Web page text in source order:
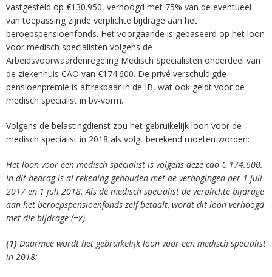
vastgesteld op €130.950, verhoogd met 75% van de eventueel
van toepassing zijnde verplichte bijdrage aan het
beroepspensioenfonds. Het voorgaande is gebaseerd op het loon
voor medisch specialisten volgens de
Arbeidsvoorwaardenregeling Medisch Specialisten onderdeel van
de ziekenhuis CAO van €174.600. De privé verschuldigde
pensioenpremie is aftrekbaar in de IB, wat ook geldt voor de
medisch specialist in bv-vorm.
Volgens de belastingdienst zou het gebruikelijk loon voor de
medisch specialist in 2018 als volgt berekend moeten worden:
Het loon voor een medisch specialist is volgens deze cao € 174.600.
In dit bedrag is al rekening gehouden met de verhogingen per 1 juli
2017 en 1 juli 2018. Als de medisch specialist de verplichte bijdrage
aan het beroepspensioenfonds zelf betaalt, wordt dit loon verhoogd
met die bijdrage (=x).
(1) Daarmee wordt het gebruikelijk loon voor een medisch specialist
in 2018: